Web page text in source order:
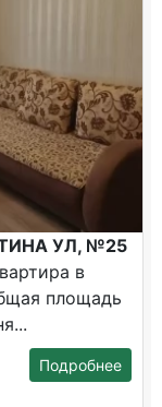
УЛ, №25
в
площадь
Подробнее